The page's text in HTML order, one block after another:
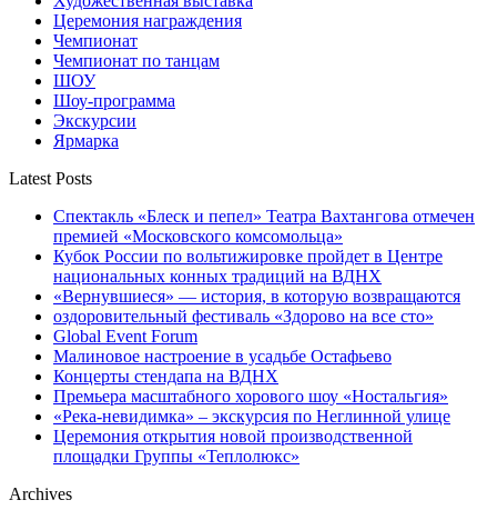
Церемония награждения
Чемпионат
Чемпионат по танцам
ШОУ
Шоу-программа
Экскурсии
Ярмарка
Latest Posts
Спектакль «Блеск и пепел» Театра Вахтангова отмечен
премией «Московского комсомольца»
Кубок России по вольтижировке пройдет в Центре
национальных конных традиций на ВДНХ
«Вернувшиеся» — история, в которую возвращаются
оздоровительный фестиваль «Здорово на все сто»
Global Event Forum
Малиновое настроение в усадьбе Остафьево
Концерты стендапа на ВДНХ
Премьера масштабного хорового шоу «Ностальгия»
«Река-невидимка» – экскурсия по Неглинной улице
Церемония открытия новой производственной
площадки Группы «Теплолюкс»
Archives